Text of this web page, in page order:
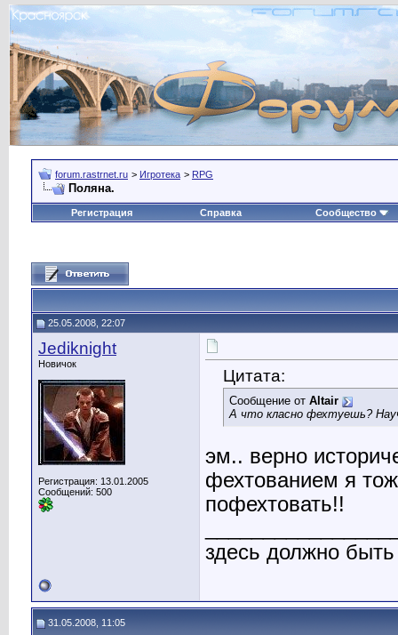
forum.rastrnet.ru > Игротека > RPG
Поляна.
Регистрация Справка Сообщество
25.05.2008, 22:07
Jediknight
Новичок
Регистрация: 13.01.2005
Сообщений: 500
Цитата:
Сообщение от Altair
А что класно фехтуешь?
эм.. верно
фехтованием я
пофехтовать!!
здесь должно
31.05.2008, 11:05